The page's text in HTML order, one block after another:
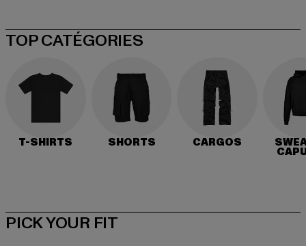
TOP CATÉGORIES
T-SHIRTS SHORTS CARGOS
PICK YOUR FIT